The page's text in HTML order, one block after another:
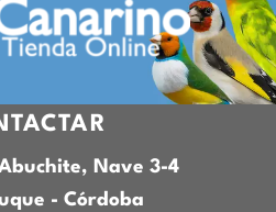
Nave 3-4
- Córdoba